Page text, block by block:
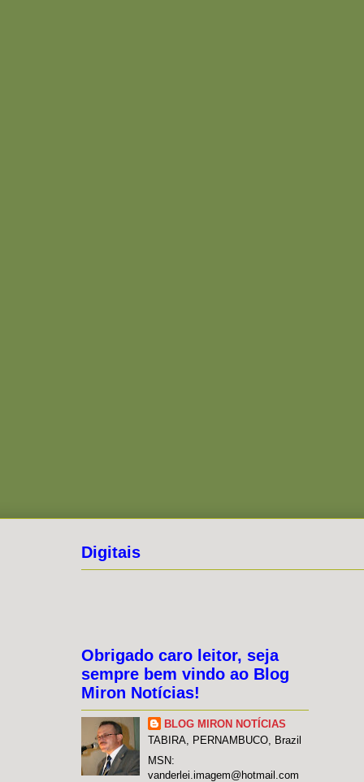
Digitais
Obrigado caro leitor, seja
sempre bem vindo ao Blog
Miron Notícias!
BLOG MIRON NOTÍCIAS
TABIRA, PERNAMBUCO, Brazil
MSN:
vanderlei.imagem@hotmail.com